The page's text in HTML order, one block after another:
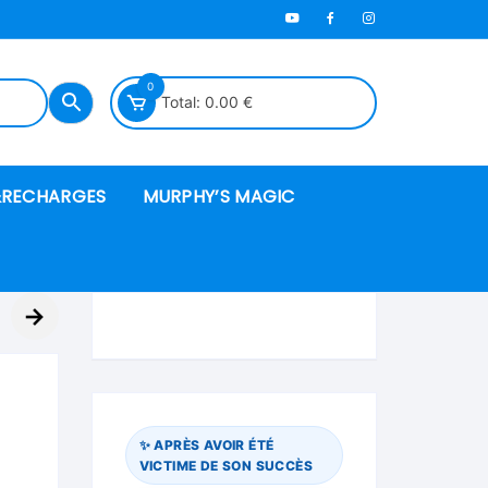
0
Total: 0.00 €
MURPHY’S MAGIC
→
✨ APRÈS AVOIR ÉTÉ
VICTIME DE SON SUCCÈS